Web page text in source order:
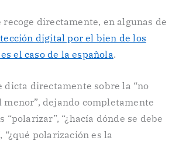
recoge directamente, en algunas de
digital por el bien de los
el caso de la española.
dicta directamente sobre la “no
dejando completamente
“polarizar”, “¿hacía dónde se debe
“¿qué polarización es la